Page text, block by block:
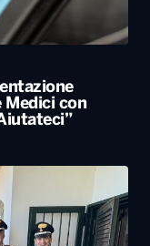
Medici con